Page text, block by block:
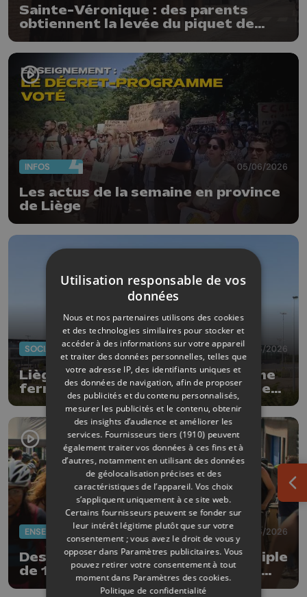
Sainte-Véronique : des parents
obtiennent la levée du piquet de
INFOS 05/06/2026
Les actus de la semaine en province
de Liège
SOCIAL 02/06/2026
Liège Airport : Skeyes annonce une
fermeture totale de l'espace aérien
belge
ENSEIGNEMENT 01/06/2026
Des enseignants débutent un périple
de 168 km à vélo pour livrer leurs
revendications
Utilisation responsable de vos
données
Nous et nos partenaires utilisons des cookies
et des technologies similaires pour stocker et
accéder à des informations sur votre appareil
et traiter des données personnelles, telles que
votre adresse IP, des identifiants uniques et
des données de navigation, afin de proposer
des publicités et du contenu personnalisés,
mesurer les publicités et le contenu, obtenir
des insights d’audience et améliorer les
services. Fournisseurs tiers (1910) peuvent
également traiter vos données à ces fins et à
d’autres, notamment en utilisant des données
de géolocalisation précises et des
caractéristiques de l’appareil. Vos choix
s’appliquent uniquement à ce site web.
Certains fournisseurs peuvent se fonder sur
leur intérêt légitime plutôt que sur votre
consentement ; vous avez le droit de vous y
opposer dans Paramètres publicitaires. Vous
pouvez retirer votre consentement à tout
moment dans Paramètres des cookies.
Politique de confidentialité